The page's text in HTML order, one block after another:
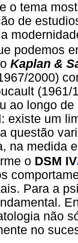
o tema
de
podemos
Kaplan &
2000)
(1961/
ao longo
existe um
questão
na medida
o DSM IV
Para a
não
no